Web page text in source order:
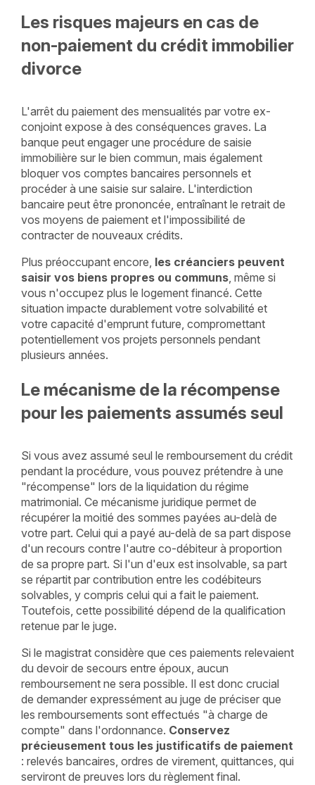
Les risques majeurs en cas de
non-paiement du crédit immobilier
divorce
L'arrêt du paiement des mensualités par votre ex-
conjoint expose à des conséquences graves. La
banque peut engager une procédure de saisie
immobilière sur le bien commun, mais également
bloquer vos comptes bancaires personnels et
procéder à une saisie sur salaire. L'interdiction
bancaire peut être prononcée, entraînant le retrait de
vos moyens de paiement et l'impossibilité de
contracter de nouveaux crédits.
Plus préoccupant encore, les créanciers peuvent
saisir vos biens propres ou communs, même si
vous n'occupez plus le logement financé. Cette
situation impacte durablement votre solvabilité et
votre capacité d'emprunt future, compromettant
potentiellement vos projets personnels pendant
plusieurs années.
Le mécanisme de la récompense
pour les paiements assumés seul
Si vous avez assumé seul le remboursement du crédit
pendant la procédure, vous pouvez prétendre à une
"récompense" lors de la liquidation du régime
matrimonial. Ce mécanisme juridique permet de
récupérer la moitié des sommes payées au-delà de
votre part. Celui qui a payé au-delà de sa part dispose
d'un recours contre l'autre co-débiteur à proportion
de sa propre part. Si l'un d'eux est insolvable, sa part
se répartit par contribution entre les codébiteurs
solvables, y compris celui qui a fait le paiement.
Toutefois, cette possibilité dépend de la qualification
retenue par le juge.
Si le magistrat considère que ces paiements relevaient
du devoir de secours entre époux, aucun
remboursement ne sera possible. Il est donc crucial
de demander expressément au juge de préciser que
les remboursements sont effectués "à charge de
compte" dans l'ordonnance. Conservez
précieusement tous les justificatifs de paiement
: relevés bancaires, ordres de virement, quittances, qui
serviront de preuves lors du règlement final.